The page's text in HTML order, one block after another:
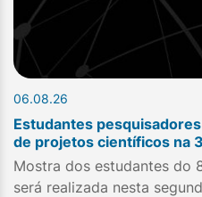
06.08.26
Estudantes
de projetos científicos na
Mostra dos estudantes do
será realizada nesta